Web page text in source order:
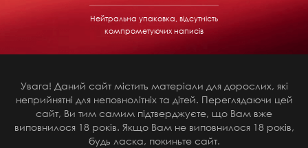
Нейтральна упаковка, відсутність
компрометуючих написів
Увага! Даний сайт містить матеріали для дорослих, які
неприйнятні для неповнолітніх та дітей. Переглядаючи цей
сайт, Ви тим самим підтверджуєте, що Вам вже
виповнилося 18 років. Якщо Вам не виповнилося 18 років,
будь ласка, покиньте сайт.